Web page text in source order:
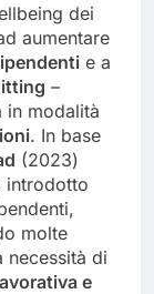
dei
aumentare
e a
–
in modalità
. In base
(2023)
introdotto
molte
necessità di
e